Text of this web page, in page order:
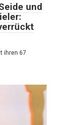
und
ihren 67